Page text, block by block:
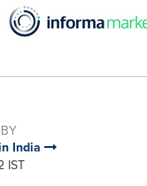
India
IST